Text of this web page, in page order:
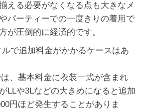
える必要がなくなる点も大きなメ
パーティーでの一度きりの着用で
が圧倒的に経済的です。
で追加料金がかかるケースはあ
、基本料金に衣装一式が含まれ
LLや3Lなどの大きめになると追加
円ほど発生することがありま